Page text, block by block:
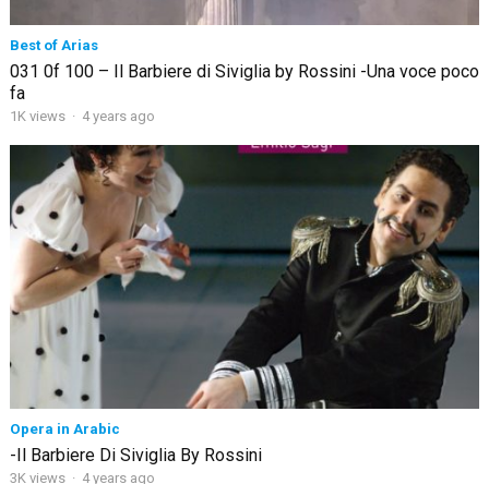
Best of Arias
031 0f 100 – Il Barbiere di Siviglia by Rossini -Una voce poco
fa
1K views · 4 years ago
Opera in Arabic
-Il Barbiere Di Siviglia By Rossini
3K views · 4 years ago